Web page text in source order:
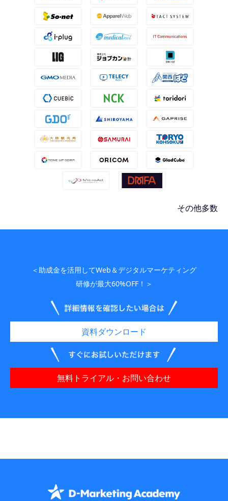
その他多数
＜助成金を活用してWeb＆デジタルマーケティング
研修が最大60%OFF！＞
資料ダウンロード
無料トライアル・お問い合わせ